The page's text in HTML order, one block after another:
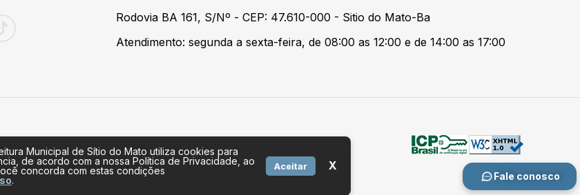
Fale conosco
Rodovia BA 161, S/Nº - CEP: 47.610-000 - Sitio do Mato-Ba
Atendimento: segunda a sexta-feira, de 08:00 as 12:00 e de 14:00 as 17:00
Municipal de Sítio do Mato utiliza cookies para
de acordo com a nossa Política de Privacidade, ao
concorda com estas condições
.
Aceitar X